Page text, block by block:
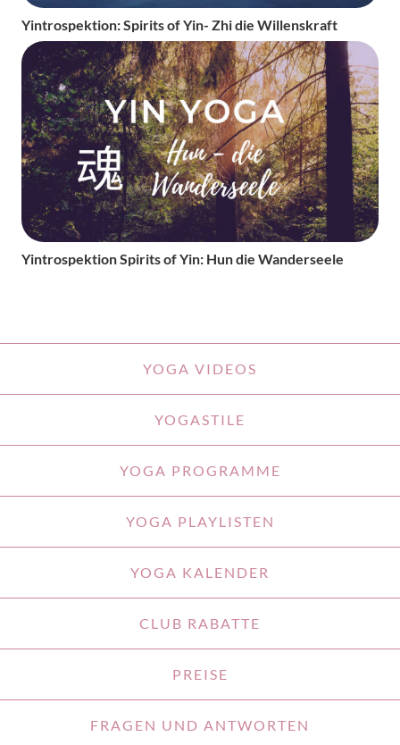
Yintrospektion: Spirits of Yin- Zhi die Willenskraft
Yintrospektion Spirits of Yin: Hun die Wanderseele
YOGA VIDEOS
YOGASTILE
YOGA PROGRAMME
YOGA PLAYLISTEN
YOGA KALENDER
CLUB RABATTE
PREISE
FRAGEN UND ANTWORTEN